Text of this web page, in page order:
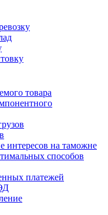
товара
интересов на таможне
способов
платежей